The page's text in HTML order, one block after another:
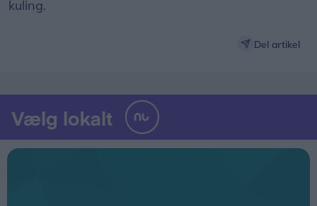
kuling.
Del artikel